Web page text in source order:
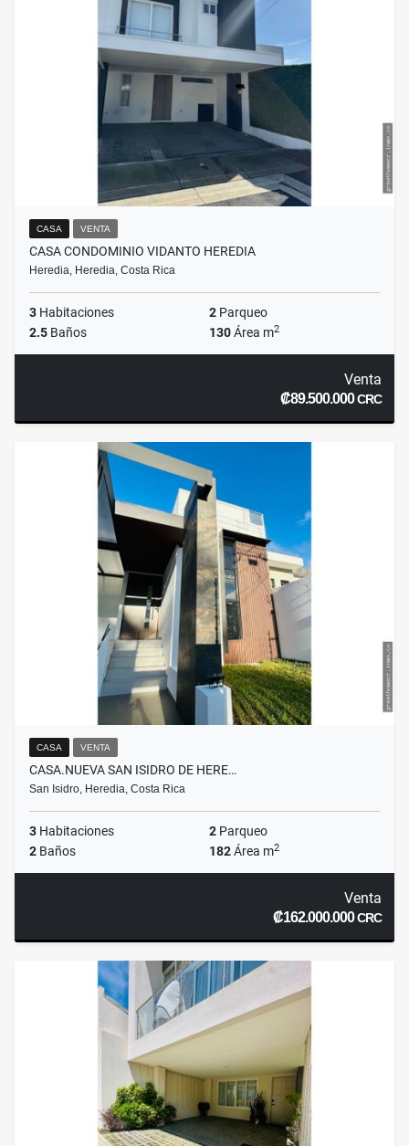
CASA VENTA
CASA CONDOMINIO VIDANTO HEREDIA
Heredia, Heredia, Costa Rica
3 Habitaciones 2 Parqueo
2.5 Baños 130Área m2
Venta
₡89.500.000CRC
CASA VENTA
CASA.NUEVA SAN ISIDRO DE HERE…
San Isidro, Heredia, Costa Rica
3 Habitaciones 2 Parqueo
2 Baños 182Área m2
Venta
₡162.000.000CRC